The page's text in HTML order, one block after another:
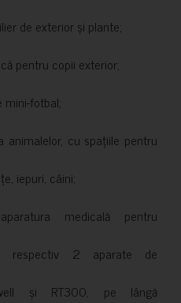
de exterior și plante;
pentru copii exterior;
fotbal;
animalelor, cu spațiile pentru
iepuri, câini;
medicală pentru
respectiv 2 aparate de
și RT300, pe lângă